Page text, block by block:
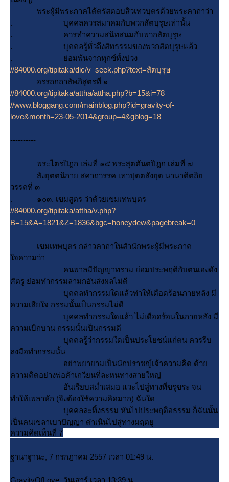
พระผู้มีพระภาคได้ตรัสตอบสิวเทวบุตรด้วยพระคาถาว่า
. บุคคลควรสมาคมกับพวกสัตบุรุษเท่านั้น
. ควรทำความสนิทสนมกับพวกสัตบุรุษ
. บุคคลรู้ทั่วถึงสัทธรรมของพวกสัตบุรุษแล้ว
. ย่อมพ้นจากทุกข์ทั้งปวง
//84000.org/tipitaka/dic/v_seek.php?text=สัตบุรุษ
อรรถกถาสัพภิสูตรที่ ๑
//84000.org/tipitaka/attha/attha.php?b=15&i=78
//www.bloggang.com/mainblog.php?id=gravity-of-
love&month=23-05-2014&group=4&gblog=18
----------
พระไตรปิฎก เล่มที่ ๑๕ พระสุตตันตปิฎก เล่มที่ ๗
สังยุตตนิกาย สคาถวรรค เทวปุตตสังยุต นานาติตถิ
วรรคที่ ๓
. ๑๐๓. เขมสูตร ว่าด้วยเขมเทพบุตร
//84000.org/tipitaka/attha/v.php?
B=15&A=1821&Z=1836&bgc=honeydew&pagebreak=0
เขมเทพบุตร กล่าวคาถาในสำนักพระผู้มีพระภาค
จความว่า
คนพาลมีปัญญาทราม ย่อมประพฤติกับตนเองดัง
ศัตรู ย่อมทำกรรมลามกอันส่งผลไม่ดี
บุคคลทำกรรมใดแล้วทำให้เดือดร้อนภายหลัง มี
ความเสียใจ กรรมนั้นเป็นกรรมไม่ดี
บุคคลทำกรรมใดแล้ว ไม่เดือดร้อนในภายหลัง มี
ความเบิกบาน กรรมนั้นเป็นกรรมดี
บุคคลรู้ว่ากรรมใดเป็นประโยชน์แก่ตน ควรรีบ
ลงมือทำกรรมนั้น
อย่าพยายามเป็นนักปราชญ์เจ้าความคิด ด้ว
ความคิดอย่างพ่อค้าเกวียนที่ละหนทางสายใหญ่
อันเรียบสม่ำเสมอ แวะไปสู่ทางที่ขรุขระ จน
ทำให้เพลาหัก (จึงต้องใช้ความคิดมาก) ฉันใด
บุคคลละทิ้งธรรม หันไปประพฤติอธรรม ก็ฉันนั้น
เป็นคนเขลาเบาปัญญา ดำเนินไปสู่ทางมฤตยู
ความคิดเห็นที่ 7
ฐานาฐานะ, 7 กรกฎาคม 2557 เวลา 01:49 น.
GravityOfLove, วันเสาร์ เวลา 13:39 น.